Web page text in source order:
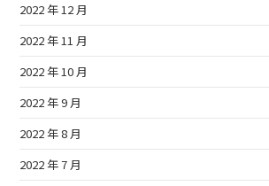
2022 年 12 月
2022 年 11 月
2022 年 10 月
2022 年 9 月
2022 年 8 月
2022 年 7 月